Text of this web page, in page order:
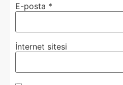
E-posta *
İnternet sitesi